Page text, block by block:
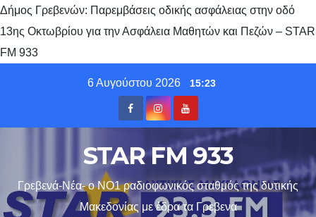
Δήμος Γρεβενών: Παρεμβάσεις οδικής ασφάλειας στην οδό
13ης Οκτωβρίου για την Ασφάλεια Μαθητών και Πεζών – STAR
FM 933
6 Αυγούστου 2026 15:23
STAR FM 933
Γρεβενά-Νέα- ο ΝΟ1 ραδιοφωνικός σταθμός της δυτικής
Μακεδονίας με έδρα τα Γρεβενα